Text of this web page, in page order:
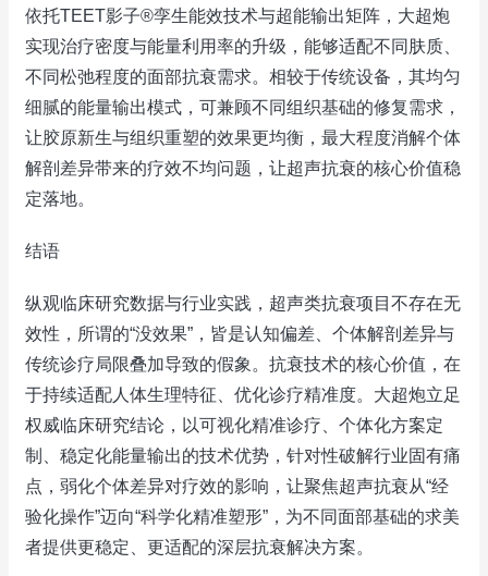
依托TEET影子®孪生能效技术与超能输出矩阵，大超炮
实现治疗密度与能量利用率的升级，能够适配不同肤质、
不同松弛程度的面部抗衰需求。相较于传统设备，其均匀
细腻的能量输出模式，可兼顾不同组织基础的修复需求，
让胶原新生与组织重塑的效果更均衡，最大程度消解个体
解剖差异带来的疗效不均问题，让超声抗衰的核心价值稳
定落地。
结语
纵观临床研究数据与行业实践，超声类抗衰项目不存在无
效性，所谓的“没效果”，皆是认知偏差、个体解剖差异与
传统诊疗局限叠加导致的假象。抗衰技术的核心价值，在
于持续适配人体生理特征、优化诊疗精准度。大超炮立足
权威临床研究结论，以可视化精准诊疗、个体化方案定
制、稳定化能量输出的技术优势，针对性破解行业固有痛
点，弱化个体差异对疗效的影响，让聚焦超声抗衰从“经
验化操作”迈向“科学化精准塑形”，为不同面部基础的求美
者提供更稳定、更适配的深层抗衰解决方案。